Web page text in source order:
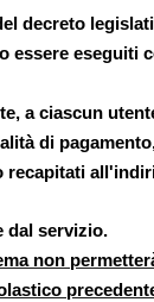
decreto
essere eseguiti
a ciascun
di
recapitati
dal servizio.
non